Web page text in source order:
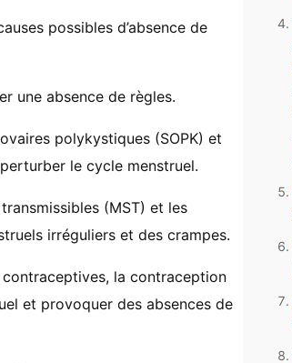
possibles d’absence de
une absence de règles.
polykystiques (SOPK) et
le cycle menstruel.
(MST) et les
irréguliers et des crampes.
la contraception
et provoquer des absences de